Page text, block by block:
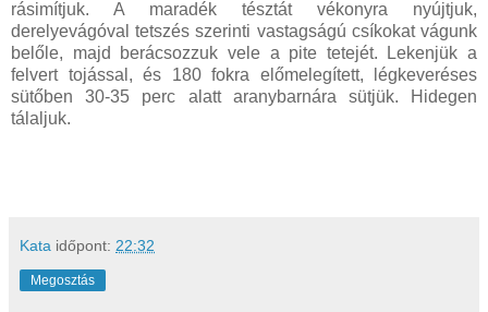
rásimítjuk. A maradék tésztát vékonyra nyújtjuk,
derelyevágóval tetszés szerinti vastagságú csíkokat vágunk
belőle, majd berácsozzuk vele a pite tetejét. Lekenjük a
felvert tojással, és 180 fokra előmelegített, légkeveréses
sütőben 30-35 perc alatt aranybarnára sütjük. Hidegen
tálaljuk.
Kata időpont: 22:32
Megosztás